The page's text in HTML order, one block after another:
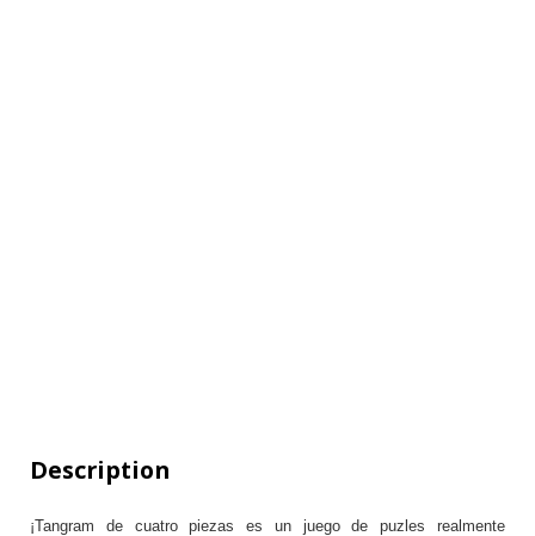
Description
¡Tangram de cuatro piezas es un juego de puzles realmente